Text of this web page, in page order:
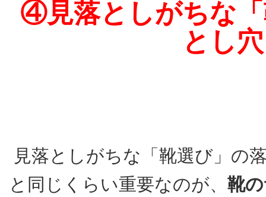
④見落としがちな
とし穴
見落としがちな「靴選び」の
と同じくらい重要なのが、 靴